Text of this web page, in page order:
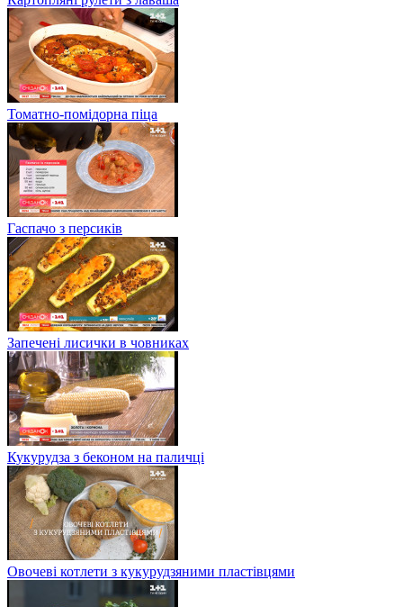
Томатно-помідорна піца
Гаспачо з персиків
Запечені лисички в човниках
Кукурудза з беконом на паличці
Овочеві котлети з кукурудзяними пластівцями